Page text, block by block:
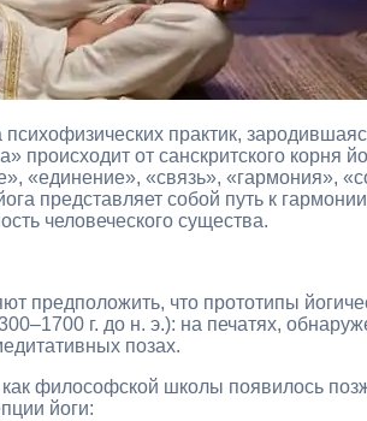
практик,
происходит от санскритского корня
«единение», «связь», «гармония»,
представляет собой путь к
человеческого существа.
предположить, что прототипы
г. до н. э.): на печатях,
позах.
философской школы появилось
йоги: